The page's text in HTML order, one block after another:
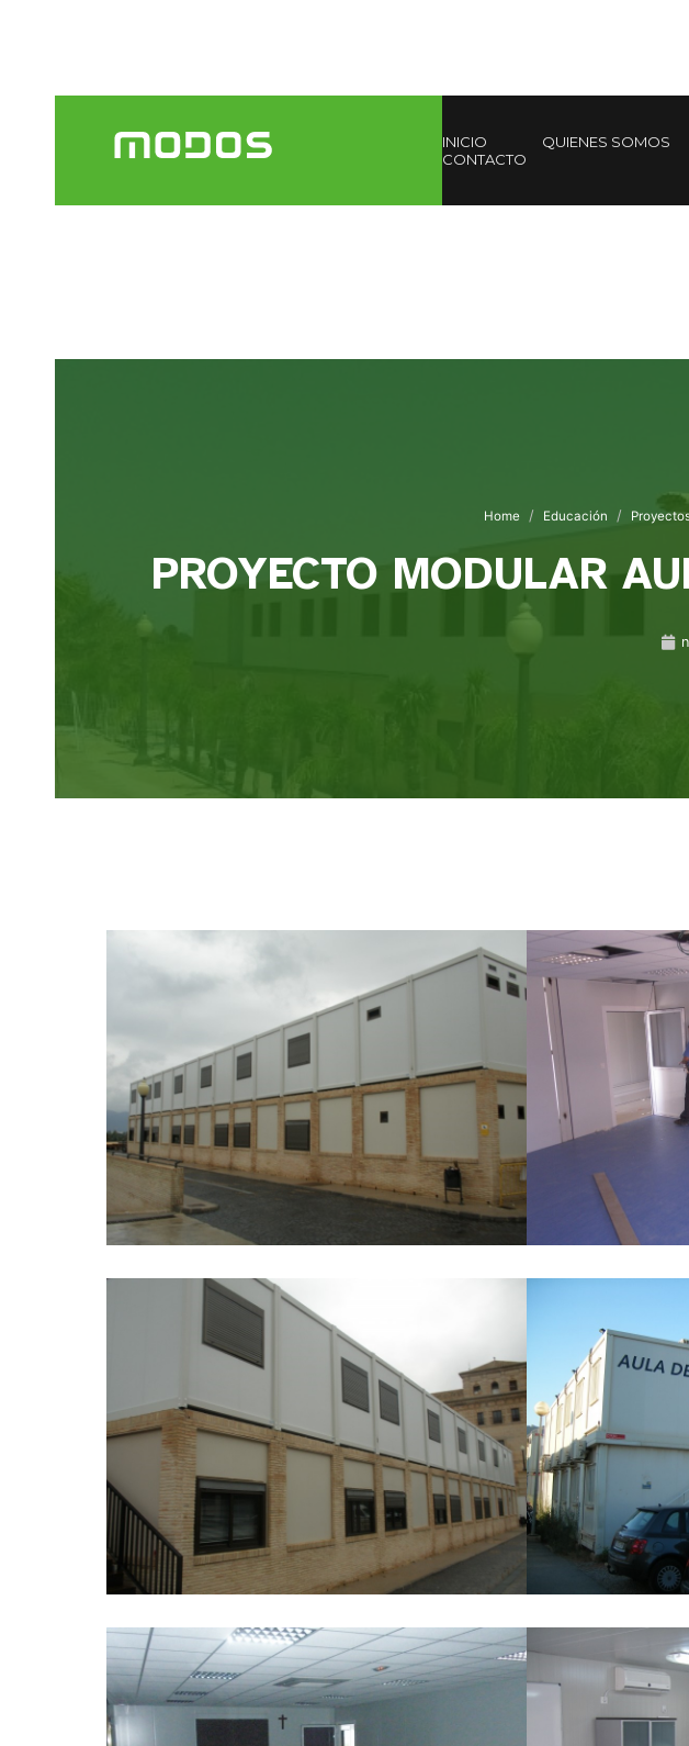
INICIO QUIENES SOMOS
CONTACTO
Home Educación
PROYECTO MODULAR